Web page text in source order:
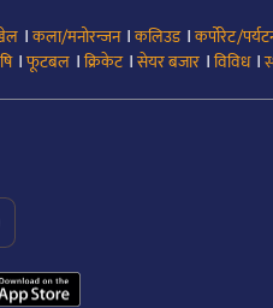
।कला/मनोरन्जन।कलिउड।कर्पोरेट/
।फूटबल ।क्रिकेट।सेयर बजार ।विविध।